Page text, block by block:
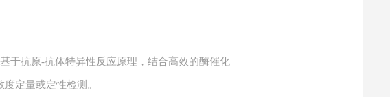
于抗原-抗体特异性反应原理，结合高效的酶催化
定量或定性检测。